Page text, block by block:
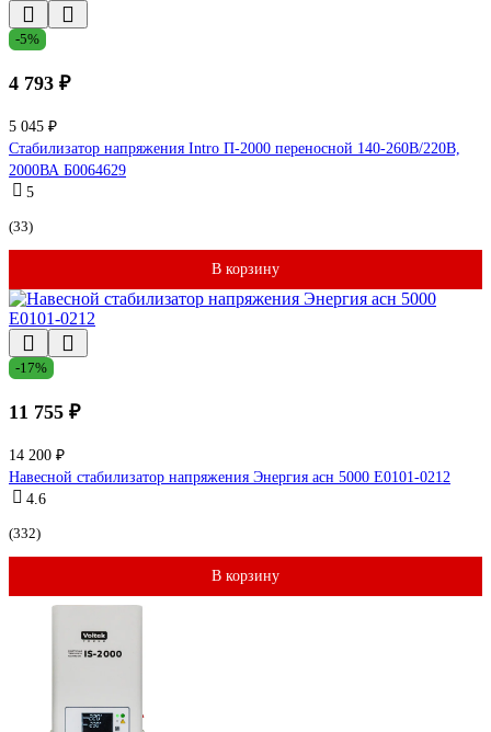
-5%
4 793 ₽
5 045 ₽
Стабилизатор напряжения Intro П-2000 переносной 140-260В/220В,
2000ВА Б0064629
5
(33)
В корзину
-17%
11 755 ₽
14 200 ₽
Навесной стабилизатор напряжения Энергия асн 5000 Е0101-0212
4.6
(332)
В корзину